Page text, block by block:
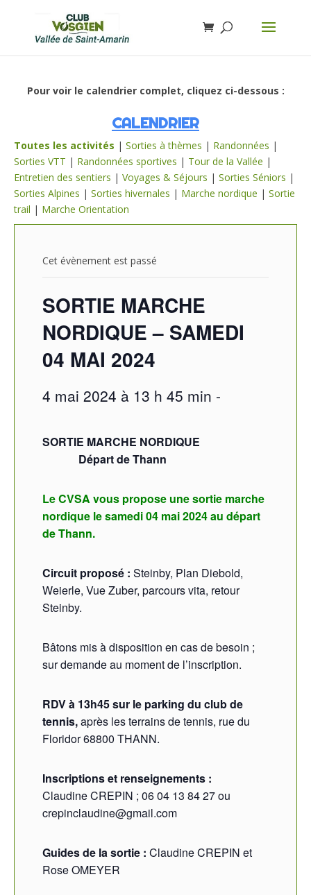
Pour voir le calendrier complet, cliquez ci-dessous :
CALENDRIER
Toutes les activités | Sorties à thèmes | Randonnées |
Sorties VTT | Randonnées sportives | Tour de la Vallée |
Entretien des sentiers | Voyages & Séjours | Sorties Séniors |
Sorties Alpines | Sorties hivernales | Marche nordique | Sortie
trail | Marche Orientation
Cet évènement est passé
SORTIE MARCHE
NORDIQUE – SAMEDI
04 MAI 2024
4 mai 2024 à 13 h 45 min -
SORTIE MARCHE NORDIQUE
Départ de Thann
Le CVSA vous propose une sortie marche
nordique le samedi 04 mai 2024 au départ
de Thann.
Circuit proposé : Steinby, Plan Diebold,
Weierle, Vue Zuber, parcours vita, retour
Steinby.
Bâtons mis à disposition en cas de besoin ;
sur demande au moment de l’inscription.
RDV à 13h45 sur le parking du club de
tennis,après les terrains de tennis, rue du
Floridor 68800 THANN.
Inscriptions et renseignements :
Claudine CREPIN ; 06 04 13 84 27 ou
crepinclaudine@gmail.com
Guides de la sortie : Claudine CREPIN et
Rose OMEYER